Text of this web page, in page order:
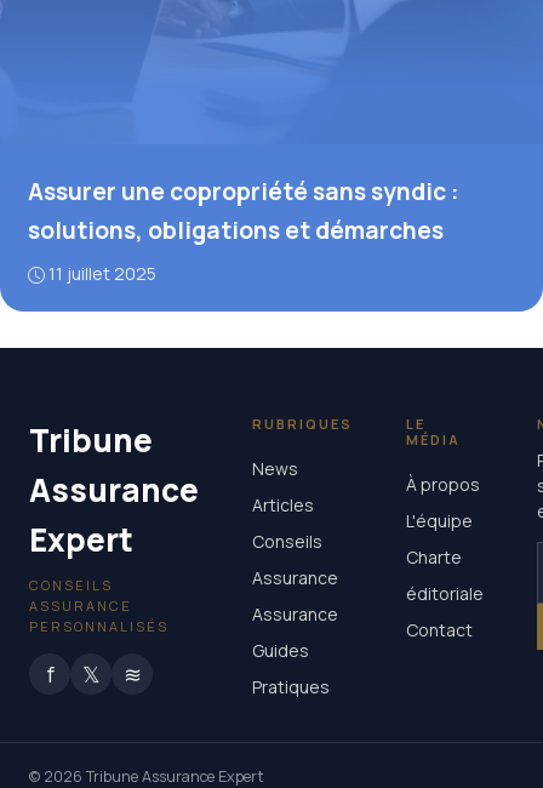
Assurer une copropriété sans syndic :
solutions, obligations et démarches
11 juillet 2025
Tribune
Assurance
Expert
CONSEILS
ASSURANCE
PERSONNALISÉS
f 𝕏 ≋
RUBRIQUES
News
Articles
Conseils
Assurance
Assurance
Guides
Pratiques
LE
MÉDIA
À propos
L'équipe
Charte
éditoriale
Contact
© 2026 Tribune Assurance Expert